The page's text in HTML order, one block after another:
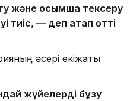
және қосымша тексеру
тиіс, — деп атап өтті
әсері екіжақты
жүйелерді бұзу